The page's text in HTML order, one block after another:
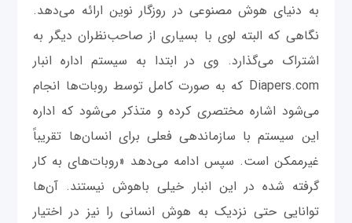
به دنیای هوش مصنوعی در روزگار نوین ارائه می‌دهد.
نگاهی که البته لوی با بسیاری از صاحب‌نظران دیگر به
اشتراک می‌گذارد. وی در ابتدا به سیستم اداره انبار
Diapers.com که به صورت کامل توسط روبات‌ها انجام
می‌شود اشاره مختصری کرده و متذکر می‌شود که اداره
این سیستم با سازماندهی فعلی برای انسان‌ها تقریباً
غیرممکن است. سپس ادامه می‌دهد «روبات‌های به کار
گرفته شده در این انبار خیلی باهوش نیستند. آن‌ها
توانایی حتی نزدیک به هوش انسانی را نیز در اختیار